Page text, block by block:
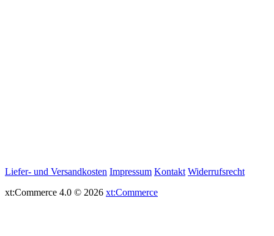
Liefer- und Versandkosten Impressum Kontakt Widerrufsrecht
xt:Commerce 4.0 © 2026 xt:Commerce